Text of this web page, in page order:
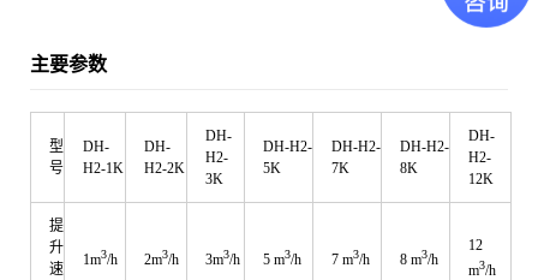
主要参数
型
号
DH-
H2-1K
DH-
H2-2K
DH-
H2-
3K
DH-H2-
5K
DH-H2-
7K
DH-H2-
8K
DH-
H2-
12K
提
升
速
1m3/h 2m3/h 3m3/h 5 m3/h 7 m3/h 8 m3/h
12
m3/h